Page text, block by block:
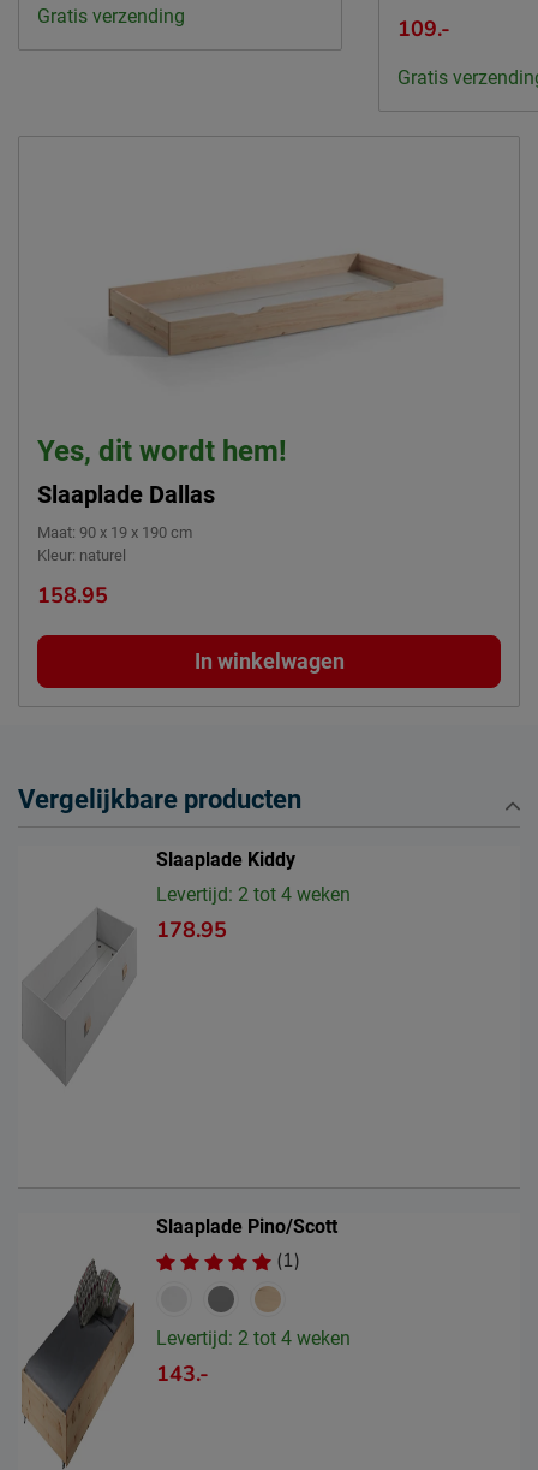
Gratis verzending 109.-
Gratis
Yes, dit wordt hem!
Slaaplade Dallas
Maat: 90 x 19 x 190 cm
Kleur: naturel
158.95
In winkelwagen
Vergelijkbare producten
Slaaplade Kiddy
Levertijd: 2 tot 4 weken
178.95
Slaaplade Pino/Scott
(1)
Levertijd: 2 tot 4 weken
143.-